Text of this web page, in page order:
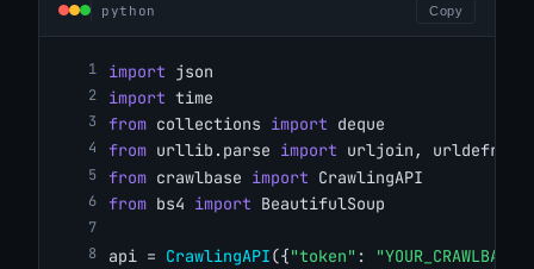
python Copy
import json
import time
from collections import deque
from urllib.parse import urljoin, urldefrag,
from crawlbase import CrawlingAPI
from bs4 import BeautifulSoup
api = CrawlingAPI({"token" :